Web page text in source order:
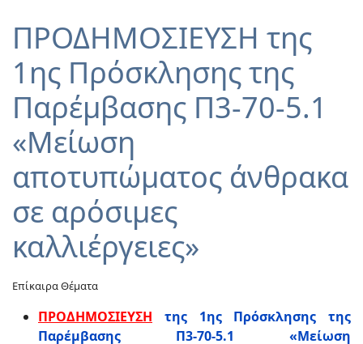
ΠΡΟΔΗΜΟΣΙΕΥΣΗ της
1ης Πρόσκλησης της
Παρέμβασης Π3-70-5.1
«Μείωση
αποτυπώματος άνθρακα
σε αρόσιμες
καλλιέργειες»
Επίκαιρα Θέματα
ΠΡΟΔΗΜΟΣΙΕΥΣΗ της 1ης Πρόσκλησης της
Παρέμβασης Π3-70-5.1 «Μείωση